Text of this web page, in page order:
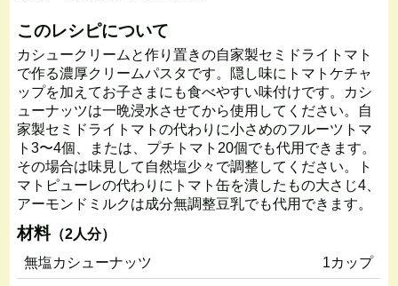
このレシピについて
カシュークリームと作り置きの自家製セミドライトマト
で作る濃厚クリームパスタです。隠し味にトマトケチャ
ップを加えてお子さまにも食べやすい味付けです。カシ
ューナッツは一晩浸水させてから使用してください。自
家製セミドライトマトの代わりに小さめのフルーツトマ
ト3〜4個、または、プチトマト20個でも代用できます。
その場合は味見して自然塩少々で調整してください。ト
マトピューレの代わりにトマト缶を潰したもの大さじ4、
アーモンドミルクは成分無調整豆乳でも代用できます。
材料（2人分）
無塩カシューナッツ
1カップ